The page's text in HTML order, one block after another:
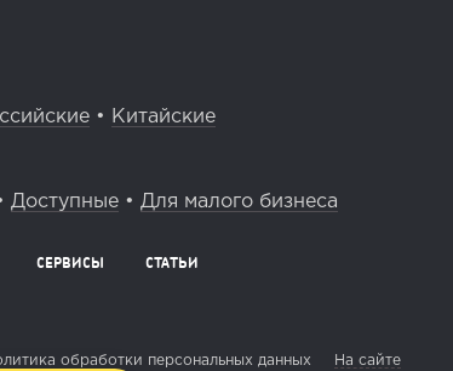
• Китайские
Доступные • Для малого бизнеса
СЕРВИСЫ
СТАТЬИ
обработки персональных данных На сайте